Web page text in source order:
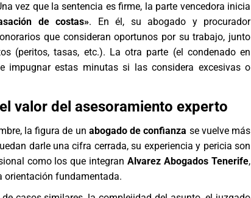
vez que la sentencia es firme, la parte vencedora inicia
de costas». En él, su abogado y procurador
que consideran oportunos por su trabajo, junto
(peritos, tasas, etc.). La otra parte (el condenado en
impugnar estas minutas si las considera excesivas o
valor del asesoramiento experto
la figura de un abogado de confianza se vuelve más
darle una cifra cerrada, su experiencia y pericia son
como los que integranAlvarez Abogados Tenerife,
orientación fundamentada.